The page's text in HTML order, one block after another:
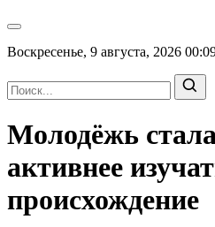
Воскресенье, 9 августа, 2026
Молодёжь
активнее
происхождение